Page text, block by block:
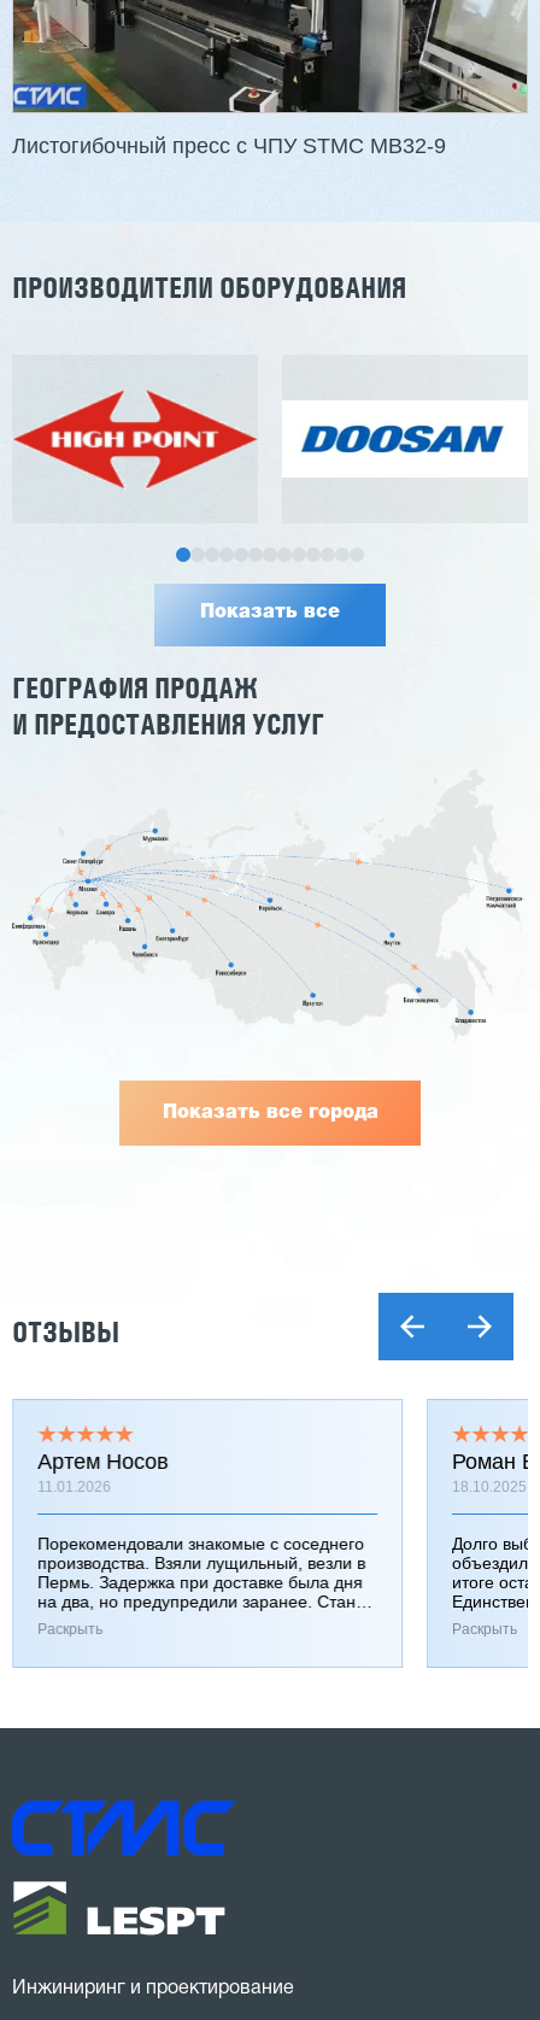
Листогибочный пресс с ЧПУ STMC MB32-9
ПРОИЗВОДИТЕЛИ ОБОРУДОВАНИЯ
Показать все
ГЕОГРАФИЯ ПРОДАЖ
И ПРЕДОСТАВЛЕНИЯ УСЛУГ
Показать все города
ОТЗЫВЫ
Артем Носов
11.01.2026
Порекомендовали знакомые с соседнего
производства. Взяли лущильный, везли в
Пермь. Задержка при доставке была дня
на два, но предупредили заранее. Станок
работает хорошо, к качеству вопросов нет.
Раскрыть
Роман
18.10.2025
Долго
итоге
Раскрыть
Инжиниринг и проектирование